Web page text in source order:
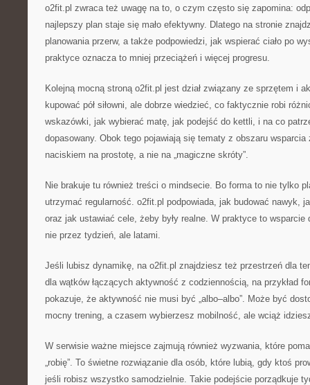
o2fit.pl zwraca też uwagę na to, o czym często się zapomina:
najlepszy plan staje się mało efektywny. Dlatego na stronie
planowania przerw, a także podpowiedzi, jak wspierać ciało po
praktyce oznacza to mniej przeciążeń i więcej progresu.
Kolejną mocną stroną o2fit.pl jest dział związany ze sprzętem i
kupować pół siłowni, ale dobrze wiedzieć, co faktycznie robi
wskazówki, jak wybierać matę, jak podejść do kettli, i na co
dopasowany. Obok tego pojawiają się tematy z obszaru
naciskiem na prostotę, a nie na „magiczne skróty”.
Nie brakuje tu również treści o mindsecie. Bo forma to nie tylko
utrzymać regularność. o2fit.pl podpowiada, jak budować nawyk,
oraz jak ustawiać cele, żeby były realne. W praktyce to
nie przez tydzień, ale latami.
Jeśli lubisz dynamikę, na o2fit.pl znajdziesz też przestrzeń dla
dla wątków łączących aktywność z codziennością, na przykład
pokazuje, że aktywność nie musi być „albo–albo”. Może być
mocny trening, a czasem wybierzesz mobilność, ale wciąż
W serwisie ważne miejsce zajmują również wyzwania, które
„robię”. To świetne rozwiązanie dla osób, które lubią, gdy ktoś
jeśli robisz wszystko samodzielnie. Takie podejście porządkuje